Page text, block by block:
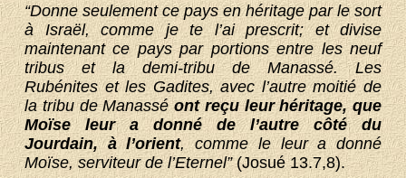
“Donne seulement ce pays en héritage par le sort
à Israël, comme je te l’ai prescrit; et divise
maintenant ce pays par portions entre les neuf
tribus et la demi-tribu de Manassé. Les
Rubénites et les Gadites, avec l’autre moitié de
la tribu de Manasséont reçu leur héritage, que
Moïse leur a donné de l’autre côté du
Jourdain, à l’orient, comme le leur a donné
Moïse, serviteur de l’Eternel”(Josué 13.7,8).